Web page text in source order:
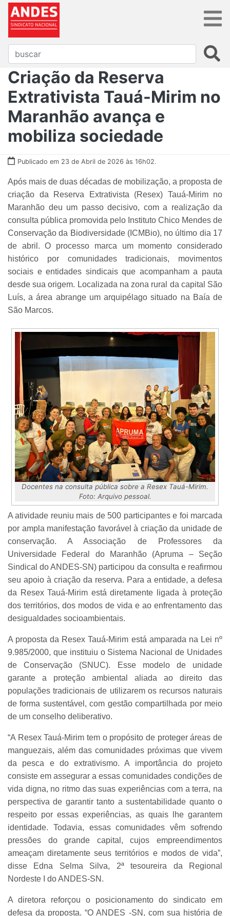
Criação da Reserva
Extrativista Tauá-Mirim no
Maranhão avança e
mobiliza sociedade
Publicado em 23 de Abril de 2026 às 16h02.
Após mais de duas décadas de mobilização, a proposta de
criação da Reserva Extrativista (Resex) Tauá-Mirim no
Maranhão deu um passo decisivo, com a realização da
consulta pública promovida pelo Instituto Chico Mendes de
Conservação da Biodiversidade (ICMBio), no último dia 17
de abril. O processo marca um momento considerado
histórico por comunidades tradicionais, movimentos
sociais e entidades sindicais que acompanham a pauta
desde sua origem. Localizada na zona rural da capital São
Luís, a área abrange um arquipélago situado na Baía de
São Marcos.
Docentes na consulta pública sobre a Resex Tauá-Mirim.
Foto: Arquivo pessoal.
A atividade reuniu mais de 500 participantes e foi marcada
por ampla manifestação favorável à criação da unidade de
conservação. A Associação de Professores da
Universidade Federal do Maranhão (Apruma – Seção
Sindical do ANDES-SN) participou da consulta e reafirmou
seu apoio à criação da reserva. Para a entidade, a defesa
da Resex Tauá-Mirim está diretamente ligada à proteção
dos territórios, dos modos de vida e ao enfrentamento das
desigualdades socioambientais.
A proposta da Resex Tauá-Mirim está amparada na Lei nº
9.985/2000, que instituiu o Sistema Nacional de Unidades
de Conservação (SNUC). Esse modelo de unidade
garante a proteção ambiental aliada ao direito das
populações tradicionais de utilizarem os recursos naturais
de forma sustentável, com gestão compartilhada por meio
de um conselho deliberativo.
“A Resex Tauá-Mirim tem o propósito de proteger áreas de
manguezais, além das comunidades próximas que vivem
da pesca e do extrativismo. A importância do projeto
consiste em assegurar a essas comunidades condições de
vida digna, no ritmo das suas experiências com a terra, na
perspectiva de garantir tanto a sustentabilidade quanto o
respeito por essas experiências, as quais lhe garantem
identidade. Todavia, essas comunidades vêm sofrendo
pressões do grande capital, cujos empreendimentos
ameaçam diretamente seus territórios e modos de vida”,
disse Edna Selma Silva, 2ª tesoureira da Regional
Nordeste I do ANDES-SN.
A diretora reforçou o posicionamento do sindicato em
defesa da proposta. “O ANDES -SN, com sua história de